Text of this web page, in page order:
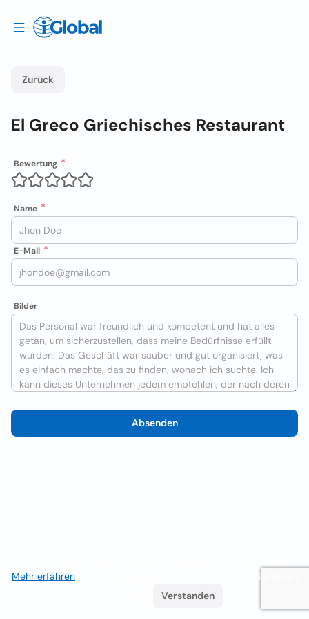
Zurück
El Greco Griechisches Restaurant
Bewertung
Name
E-Mail
Bilder
Absenden
Mehr erfahren . Wenn Sie weiterhin surfen, akzeptieren Sie deren
Verstanden